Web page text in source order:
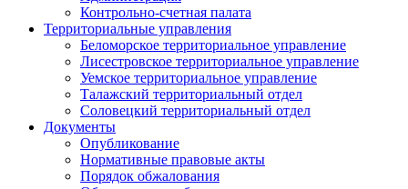
Контрольно-счетная палата
Территориальные управления
Беломорское территориальное управление
Лисестровское территориальное управление
Уемское территориальное управление
Талажский территориальный отдел
Соловецкий территориальный отдел
Документы
Опубликование
Нормативные правовые акты
Порядок обжалования